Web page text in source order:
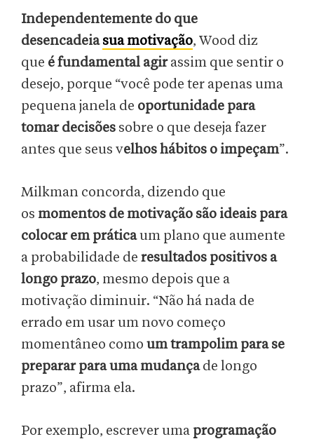
Independentemente do que
desencadeiasua motivação, Wood diz
que é fundamental agirassim que sentir o
desejo, porque “você pode ter apenas uma
pequena janela de oportunidade para
tomar decisões sobre o que deseja fazer
antes que seus velhos hábitos o impeçam”.
Milkman concorda, dizendo que
os momentos de motivação são ideais para
colocar em práticaum plano que aumente
a probabilidade de resultados positivos a
longo prazo, mesmo depois que a
motivação diminuir. “Não há nada de
errado em usar um novo começo
momentâneo como um trampolim para se
preparar para uma mudançade longo
prazo”, afirma ela.
Por exemplo, escrever uma programação